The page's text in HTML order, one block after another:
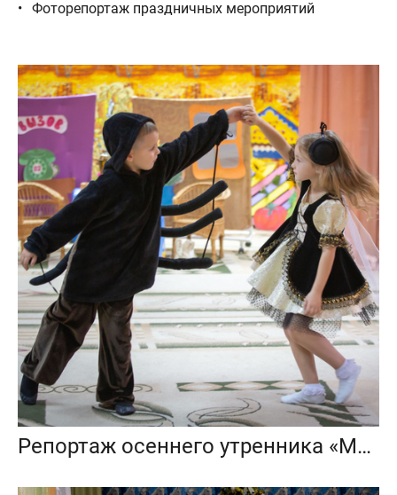
Фоторепортаж праздничных мероприятий
Репортаж осеннего утренника «Муха-Цокотуха»